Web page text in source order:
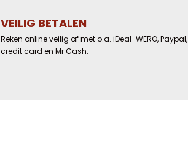
VEILIG BETALEN
Reken online veilig af met o.a. iDeal-WERO, Paypal,
credit card en Mr Cash.